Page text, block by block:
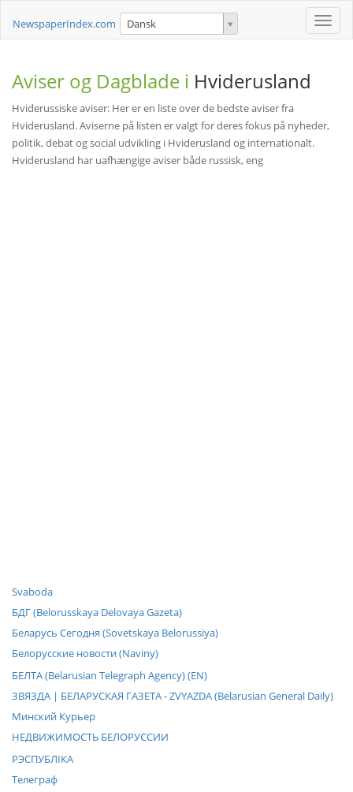
Toggle
NewspaperIndex.com Dansk
Aviser og Dagblade i Hviderusland
Hviderussiske aviser: Her er en liste over de bedste aviser fra
Hviderusland. Aviserne på listen er valgt for deres fokus på nyheder,
politik, debat og social udvikling i Hviderusland og internationalt.
Hviderusland har uafhængige aviser både russisk, eng
Svaboda
БДГ (Belorusskaya Delovaya Gazeta)
Беларусь Сегодня (Sovetskaya Belorussiya)
Белорусские новости (Naviny)
БЕЛТА (Belarusian Telegraph Agency) (EN)
ЗВЯЗДА | БЕЛАРУСКАЯ ГАЗЕТА - ZVYAZDA (Belarusian General Daily)
Минский Курьер
НЕДВИЖИМОСТЬ БЕЛОРУССИИ
РЭСПУБЛIКА
Телеграф